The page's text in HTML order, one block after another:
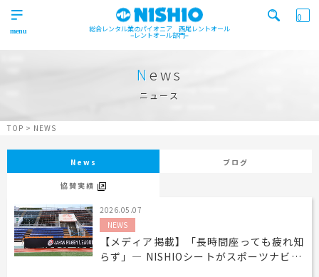
総合レンタル業のパイオニア 西尾レントオール
レントオール部門
Product
施工実績
屋外イベント事業
Outdoor event business
屋内イベント事業
営業所一覧
Office
0
実績
商品 ニュース/ブログ
キーワード検索
検索する
News
ニュース
TOP > NEWS
News ブログ
協賛実績
2026.05.07
NEWS
【メディア掲載】「長時間座っても疲れ知
らず」― NISHIOシートがスポーツナビに